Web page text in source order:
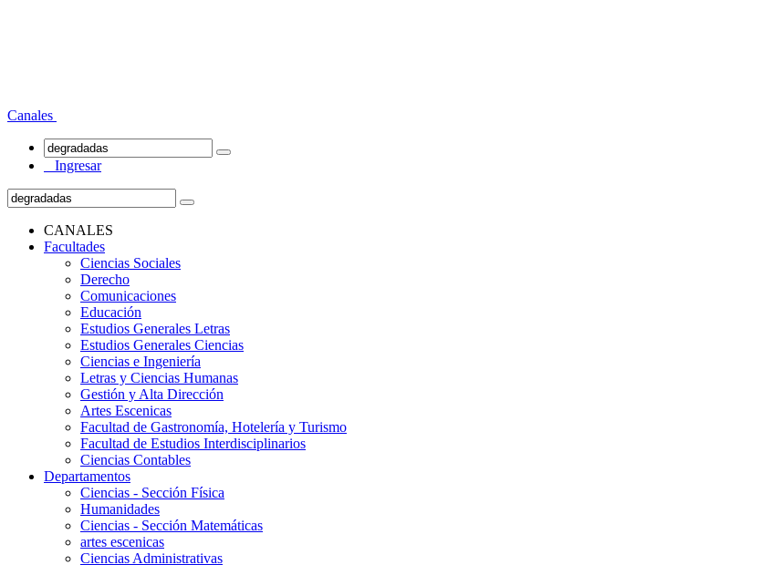
Canales
Ingresar
CANALES
Facultades
Ciencias Sociales
Derecho
Comunicaciones
Educación
Estudios Generales Letras
Estudios Generales Ciencias
Ciencias e Ingeniería
Letras y Ciencias Humanas
Gestión y Alta Dirección
Artes Escenicas
Facultad de Gastronomía, Hotelería y Turismo
Facultad de Estudios Interdisciplinarios
Ciencias Contables
Departamentos
Ciencias - Sección Física
Humanidades
Ciencias - Sección Matemáticas
artes escenicas
Ciencias Administrativas